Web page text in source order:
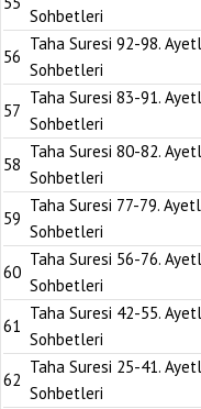
Sohbetleri
56
Taha Suresi 92-98.
Sohbetleri
57
Taha Suresi 83-91.
Sohbetleri
58
Taha Suresi 80-82.
Sohbetleri
59
Taha Suresi 77-79.
Sohbetleri
60
Taha Suresi 56-76.
Sohbetleri
61
Taha Suresi 42-55.
Sohbetleri
62
Taha Suresi 25-41.
Sohbetleri